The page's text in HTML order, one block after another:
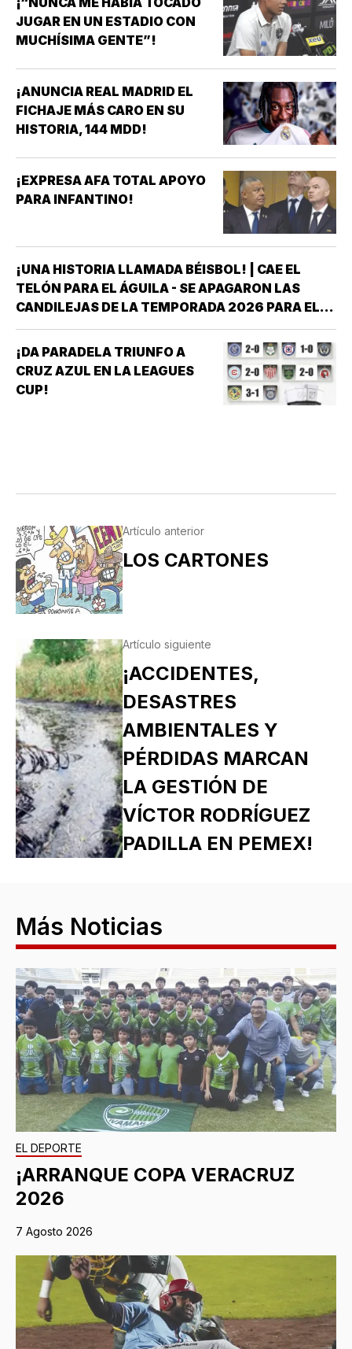
JUGAR EN UN ESTADIO CON
MUCHÍSIMA GENTE”!
¡ANUNCIA REAL MADRID EL
FICHAJE MÁS CARO EN SU
HISTORIA, 144 MDD!
¡EXPRESA AFA TOTAL APOYO
PARA INFANTINO!
¡UNA HISTORIA LLAMADA BÉISBOL! | CAE EL
TELÓN PARA EL ÁGUILA - SE APAGARON LAS
CANDILEJAS DE LA TEMPORADA 2026 PARA EL
ÁGUILA DE VERACRUZ *LA NOVENA JAROCHA
CERRÓ SU CALENDARIO CON UNA VICTORIA DE
10-6 SOBRE PERICOS DE PUEBLA, PERO EL
TRIUNFO YA NO…
¡DA PARADELA TRIUNFO A
CRUZ AZUL EN LA LEAGUES
CUP!
Artículo anterior
LOS CARTONES
Artículo siguiente
¡ACCIDENTES,
DESASTRES
AMBIENTALES Y
PÉRDIDAS MARCAN
LA GESTIÓN DE
VÍCTOR RODRÍGUEZ
PADILLA EN PEMEX!
Más Noticias
EL DEPORTE
¡ARRANQUE COPA VERACRUZ
2026
7 Agosto 2026